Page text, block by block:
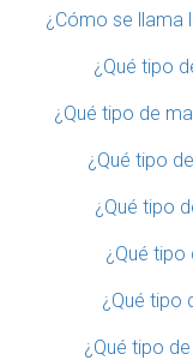
¿Cómo se llama
¿Qué tipo
¿Qué tipo de
¿Qué tipo
¿Qué tipo
¿Qué tipo
¿Qué tipo
¿Qué tipo